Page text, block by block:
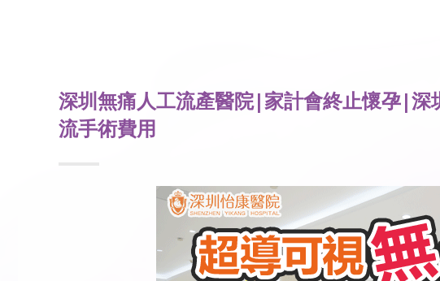
深圳無痛人工流產醫院|家計會終止懷孕|
流手術費用